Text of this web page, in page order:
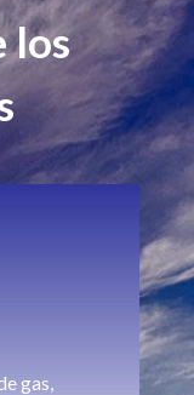
los
gas,